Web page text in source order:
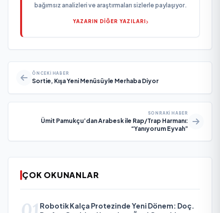
bağımsız analizleri ve araştırmaları sizlerle paylaşıyor.
YAZARIN DİĞER YAZILARI
ÖNCEKI HABER
Sortie, Kışa Yeni Menüsüyle Merhaba Diyor
SONRAKI HABER
Ümit Pamukçu’dan Arabesk ile Rap/Trap Harmanı:
“Yanıyorum Eyvah”
ÇOK OKUNANLAR
Robotik Kalça Protezinde Yeni Dönem: Doç.